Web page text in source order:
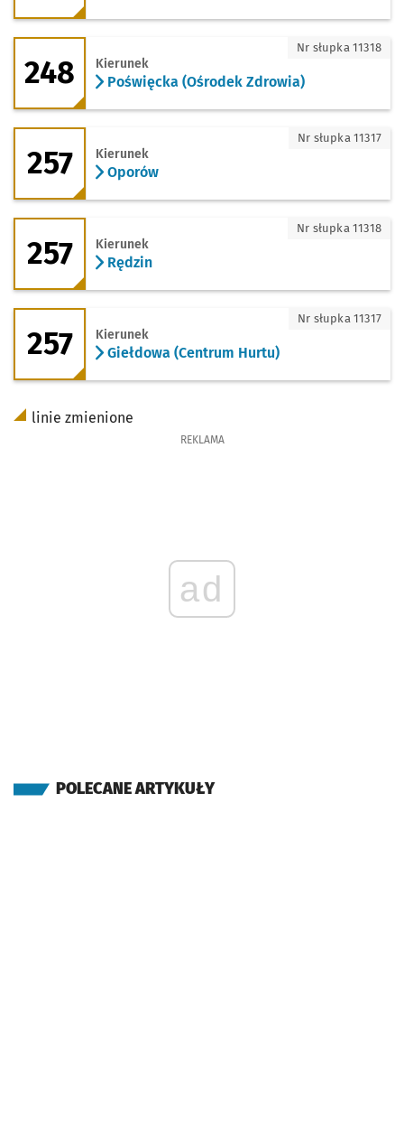
248 - kierunek Poświęcka (Ośrodek
248 Kierunek
Poświęcka (Ośrodek Zdrowia)
Nr słupka 11318
257 - kierunek Oporów
257 Kierunek
Oporów
Nr słupka 11317
257 - kierunek Rędzin
257 Kierunek
Rędzin
Nr słupka 11318
257 - kierunek Giełdowa (Centrum
257 Kierunek
Giełdowa (Centrum Hurtu)
Nr słupka 11317
linie zmienione
REKLAMA
ad
POLECANE ARTYKUŁY